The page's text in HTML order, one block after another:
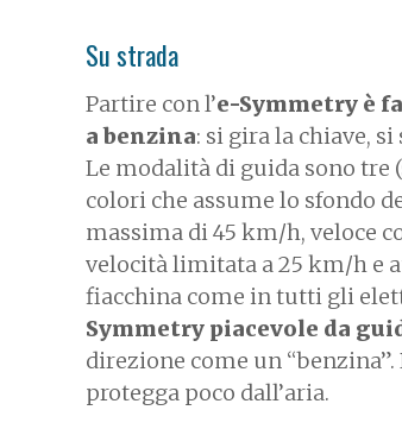
Su strada
Partire con l’e-Symmetry è
a benzina: si gira la chiave,
Le modalità di guida sono tre
colori che assume lo sfondo
massima di 45 km/h, veloce
velocità limitata a 25 km/h e
fiacchina come in tutti gli
Symmetry piacevole da
direzione come un
protegga poco dall’aria.